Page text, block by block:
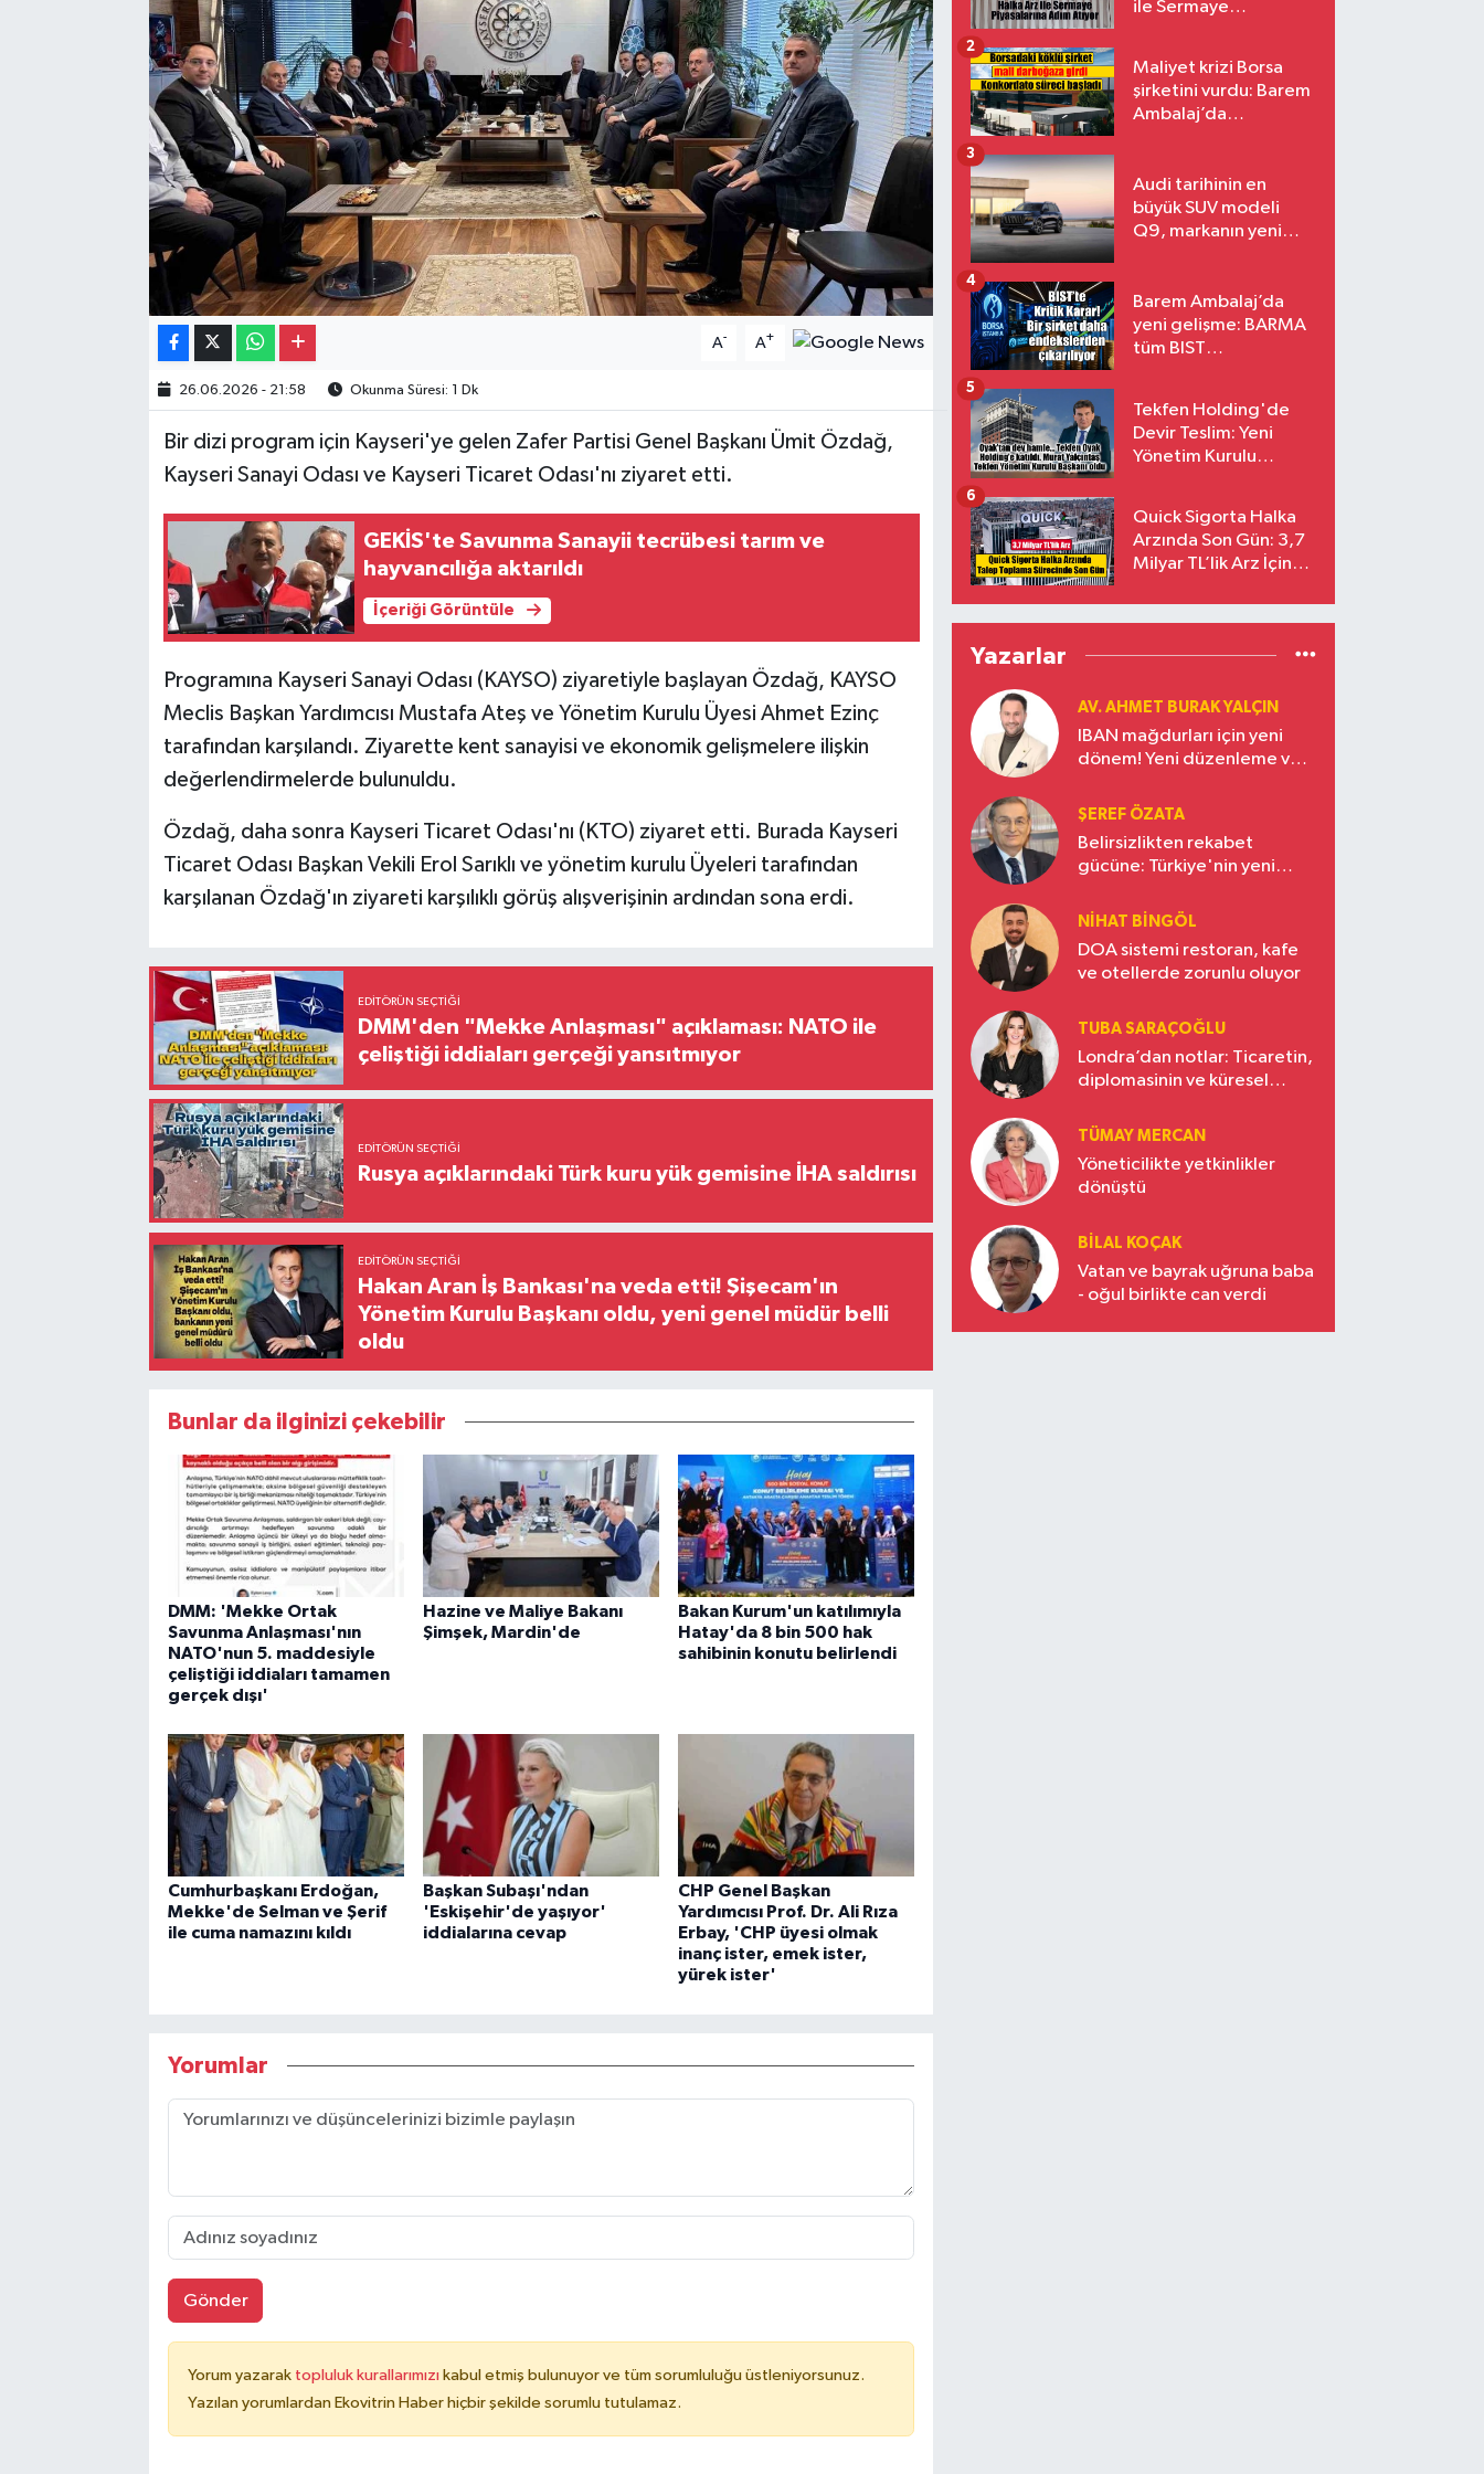
A- A+
26.06.2026 - 21:58 Okunma Süresi: 1 Dk
Bir dizi program için Kayseri'ye gelen Zafer Partisi Genel Başkanı Ümit Özdağ,
Kayseri Sanayi Odası ve Kayseri Ticaret Odası'nı ziyaret etti.
GEKİS'te Savunma Sanayii tecrübesi tarım ve
hayvancılığa aktarıldı
İçeriği Görüntüle
Programına Kayseri Sanayi Odası (KAYSO) ziyaretiyle başlayan Özdağ, KAYSO
Meclis Başkan Yardımcısı Mustafa Ateş ve Yönetim Kurulu Üyesi Ahmet Ezinç
tarafından karşılandı. Ziyarette kent sanayisi ve ekonomik gelişmelere ilişkin
değerlendirmelerde bulunuldu.
Özdağ, daha sonra Kayseri Ticaret Odası'nı (KTO) ziyaret etti. Burada Kayseri
Ticaret Odası Başkan Vekili Erol Sarıklı ve yönetim kurulu Üyeleri tarafından
karşılanan Özdağ'ın ziyareti karşılıklı görüş alışverişinin ardından sona erdi.
EDITÖRÜN SEÇTIĞI
DMM'den "Mekke Anlaşması" açıklaması: NATO ile
çeliştiği iddiaları gerçeği yansıtmıyor
EDITÖRÜN SEÇTIĞI
Rusya açıklarındaki Türk kuru yük gemisine İHA saldırısı
EDITÖRÜN SEÇTIĞI
Hakan Aran İş Bankası'na veda etti! Şişecam'ın
Yönetim Kurulu Başkanı oldu, yeni genel müdür belli
oldu
Bunlar da ilginizi çekebilir
DMM: 'Mekke Ortak
Savunma Anlaşması'nın
NATO'nun 5. maddesiyle
çeliştiği iddiaları tamamen
gerçek dışı'
Hazine ve Maliye Bakanı
Şimşek, Mardin'de
Bakan Kurum'un katılımıyla
Hatay'da 8 bin 500 hak
sahibinin konutu belirlendi
Cumhurbaşkanı Erdoğan,
Mekke'de Selman ve Şerif
ile cuma namazını kıldı
Başkan Subaşı'ndan
'Eskişehir'de yaşıyor'
iddialarına cevap
CHP Genel Başkan
Yardımcısı Prof. Dr. Ali Rıza
Erbay, 'CHP üyesi olmak
inanç ister, emek ister,
yürek ister'
Yorumlar
Gönder
Yorum yazarak topluluk kurallarımızı kabul etmiş bulunuyor ve tüm sorumluluğu üstleniyorsunuz.
Yazılan yorumlardan Ekovitrin Haber hiçbir şekilde sorumlu tutulamaz.
ile Sermaye
Maliyet krizi Borsa
şirketini vurdu: Barem
Ambalaj’da
2
Audi tarihinin en
büyük SUV modeli
Q9, markanın yeni
3
Barem Ambalaj’da
yeni gelişme: BARMA
tüm BIST
4
Tekfen Holding'de
Devir Teslim: Yeni
Yönetim Kurulu
5
Quick Sigorta Halka
Arzında Son Gün: 3,7
Milyar TL’lik Arz İçin
Eriyor
6
Yazarlar
AV. AHMET BURAK YALÇIN
IBAN mağdurları için yeni
dönem! Yeni düzenleme ve
ŞEREF ÖZATA
Belirsizlikten rekabet
gücüne: Türkiye'nin yeni
NIHAT BINGÖL
DOA sistemi restoran, kafe
ve otellerde zorunlu oluyor
TUBA SARAÇOĞLU
Londra’dan notlar: Ticaretin,
diplomasinin ve küresel
Türkiye’nin yükselen gücü
TÜMAY MERCAN
Yöneticilikte yetkinlikler
dönüştü
BILAL KOÇAK
Vatan ve bayrak uğruna baba
- oğul birlikte can verdi
Gayrimenkul